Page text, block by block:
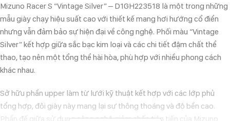
Mizuno Racer S “Vintage Silver” – D1GH223518 là một trong những
mẫu giày chạy hiệu suất cao với thiết kế mang hơi hướng cổ điển
nhưng vẫn đảm bảo sự hiện đại về công nghệ. Phối màu “Vintage
Silver” kết hợp giữa sắc bạc kim loại và các chi tiết đậm chất thể
thao, tạo nên một tổng thể hài hòa, phù hợp với nhiều phong cách
khác nhau.
Sở hữu phần upper làm từ lưới kỹ thuật kết hợp với các lớp phủ
tổng hợp, đôi giày này mang lại sự thông thoáng và độ bền cao.
Phần đế giữa sử dụng công nghệ giảm chấn tiên tiến của Mizuno